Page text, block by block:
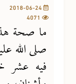
ما صحة
صلى الله
فيه عشر